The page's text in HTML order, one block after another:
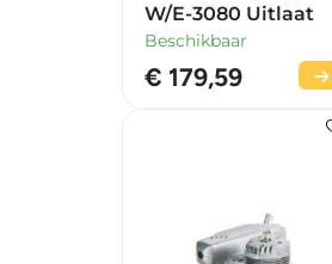
W/E-3080 Uitlaat
Beschikbaar
€ 179,59